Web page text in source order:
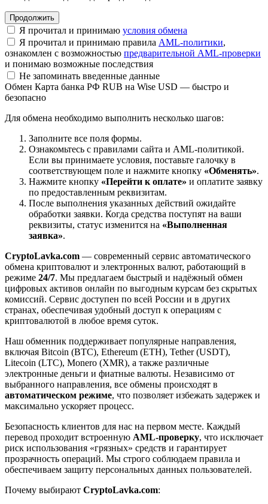
Я прочитал и принимаю условия обмена
Я прочитал и принимаю правила AML-политики,
ознакомлен с возможностью предварительной AML-проверки
и понимаю возможные последствия
Не запоминать введенные данные
Обмен Карта банка РФ RUB на Wise USD — быстро и
безопасно
Для обмена необходимо выполнить несколько шагов:
Заполните все поля формы.
Ознакомьтесь с правилами сайта и AML-политикой.
Если вы принимаете условия, поставьте галочку в
соответствующем поле и нажмите кнопку «Обменять».
Нажмите кнопку «Перейти к оплате» и оплатите заявку
по предоставленным реквизитам.
После выполнения указанных действий ожидайте
обработки заявки. Когда средства поступят на ваши
реквизиты, статус изменится на «Выполненная
заявка».
CryptoLavka.com — современный сервис автоматического
обмена криптовалют и электронных валют, работающий в
режиме 24/7. Мы предлагаем быстрый и надёжный обмен
цифровых активов онлайн по выгодным курсам без скрытых
комиссий. Сервис доступен по всей России и в других
странах, обеспечивая удобный доступ к операциям с
криптовалютой в любое время суток.
Наш обменник поддерживает популярные направления,
включая Bitcoin (BTC), Ethereum (ETH), Tether (USDT),
Litecoin (LTC), Monero (XMR), а также различные
электронные деньги и фиатные валюты. Независимо от
выбранного направления, все обмены происходят в
автоматическом режиме, что позволяет избежать задержек и
максимально ускоряет процесс.
Безопасность клиентов для нас на первом месте. Каждый
перевод проходит встроенную AML-проверку, что исключает
риск использования «грязных» средств и гарантирует
прозрачность операций. Мы строго соблюдаем правила и
обеспечиваем защиту персональных данных пользователей.
Почему выбирают CryptoLavka.com: